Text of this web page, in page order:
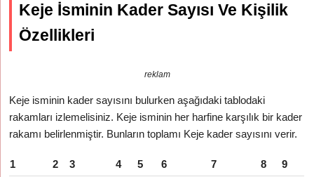
Keje İsminin Kader Sayısı Ve Kişilik
Özellikleri
reklam
Keje isminin kader sayısını bulurken aşağıdaki tablodaki
rakamları izlemelisiniz. Keje isminin her harfine karşılık bir kader
rakamı belirlenmiştir. Bunların toplamı Keje kader sayısını verir.
1 2 3 4 5 6 7 8 9